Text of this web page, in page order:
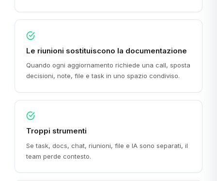
Le riunioni sostituiscono la documentazione
Quando ogni aggiornamento richiede una call, sposta
decisioni, note, file e task in uno spazio condiviso.
Troppi strumenti
Se task, docs, chat, riunioni, file e IA sono separati, il
team perde contesto.